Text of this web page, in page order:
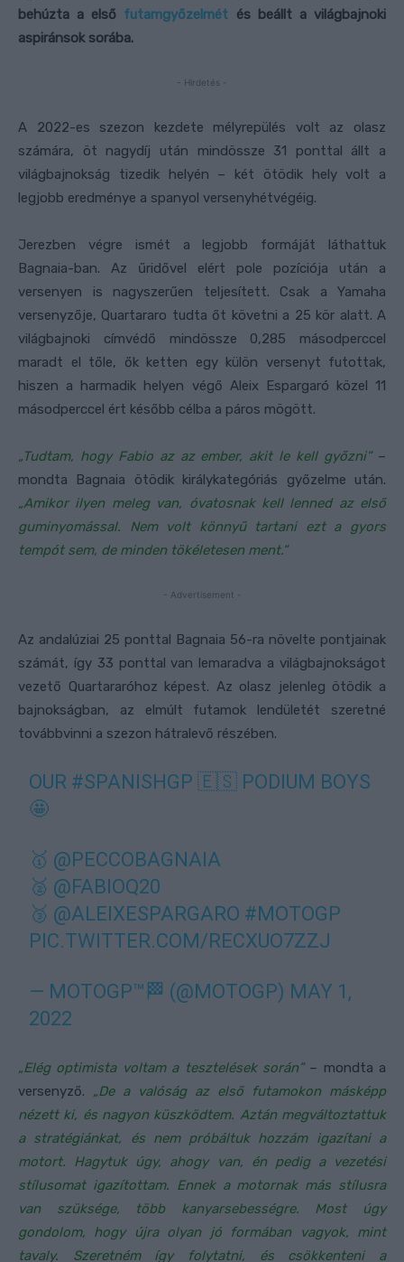
behúzta a első futamgyőzelmét és beállt a világbajnoki
aspiránsok sorába.
- Hirdetés -
A 2022-es szezon kezdete mélyrepülés volt az olasz
számára, öt nagydíj után mindössze 31 ponttal állt a
világbajnokság tizedik helyén – két ötödik hely volt a
legjobb eredménye a spanyol versenyhétvégéig.
Jerezben végre ismét a legjobb formáját láthattuk
Bagnaia-ban. Az űridővel elért pole pozíciója után a
versenyen is nagyszerűen teljesített. Csak a Yamaha
versenyzője, Quartararo tudta őt követni a 25 kör alatt. A
világbajnoki címvédő mindössze 0,285 másodperccel
maradt el tőle, ők ketten egy külön versenyt futottak,
hiszen a harmadik helyen végő Aleix Espargaró közel 11
másodperccel ért később célba a páros mögött.
„Tudtam, hogy Fabio az az ember, akit le kell győzni”–
mondta Bagnaia ötödik királykategóriás győzelme után.
„Amikor ilyen meleg van, óvatosnak kell lenned az első
guminyomással. Nem volt könnyű tartani ezt a gyors
tempót sem, de minden tökéletesen ment.”
- Advertisement -
Az andalúziai 25 ponttal Bagnaia 56-ra növelte pontjainak
számát, így 33 ponttal van lemaradva a világbajnokságot
vezető Quartararóhoz képest. Az olasz jelenleg ötödik a
bajnokságban, az elmúlt futamok lendületét szeretné
továbbvinni a szezon hátralevő részében.
OUR #SPANISHGP 🇪🇸 PODIUM BOYS
🤩
🥇 @PECCOBAGNAIA
🥈 @FABIOQ20
🥉 @ALEIXESPARGARO #MOTOGP
PIC.TWITTER.COM/RECXUO7ZZJ
— MOTOGP™🏁 (@MOTOGP) MAY 1,
2022
„Elég optimista voltam a tesztelések során”– mondta a
versenyző. „De a valóság az első futamokon másképp
nézett ki, és nagyon küszködtem. Aztán megváltoztattuk
a stratégiánkat, és nem próbáltuk hozzám igazítani a
motort. Hagytuk úgy, ahogy van, én pedig a vezetési
stílusomat igazítottam. Ennek a motornak más stílusra
van szüksége, több kanyarsebességre. Most úgy
gondolom, hogy újra olyan jó formában vagyok, mint
tavaly. Szeretném így folytatni, és csökkenteni a